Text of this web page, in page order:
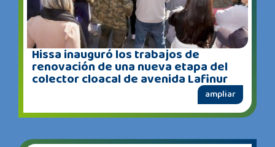
Hissa inauguró los trabajos de
renovación de una nueva etapa del
colector cloacal de avenida Lafinur
ampliar